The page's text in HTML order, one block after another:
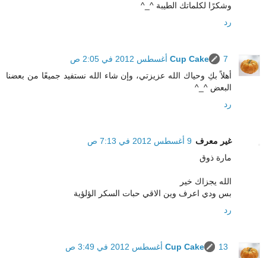
وشكرًا لكلماتك الطيبة ^_^
رد
Cup Cake
7 أغسطس 2012 في 2:05 ص
أهلاً بكِ وحياك الله عزيزتي، وإن شاء الله نستفيد جميعًا من بعضنا
البعض ^_^
رد
غير معرف 9 أغسطس 2012 في 7:13 ص
مارة ذوق
الله يجزاك خير
بس ودي اعرف وين الاقي حبات السكر الؤلؤية
رد
Cup Cake
13 أغسطس 2012 في 3:49 ص